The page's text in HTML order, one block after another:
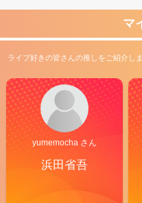
マ
ライブ好きの皆さんの推しをご紹介しま
yumemocha さん
浜田省吾